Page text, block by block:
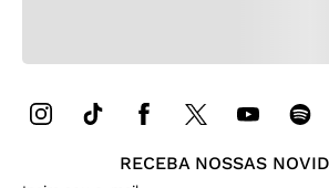
RECEBA NOSSAS